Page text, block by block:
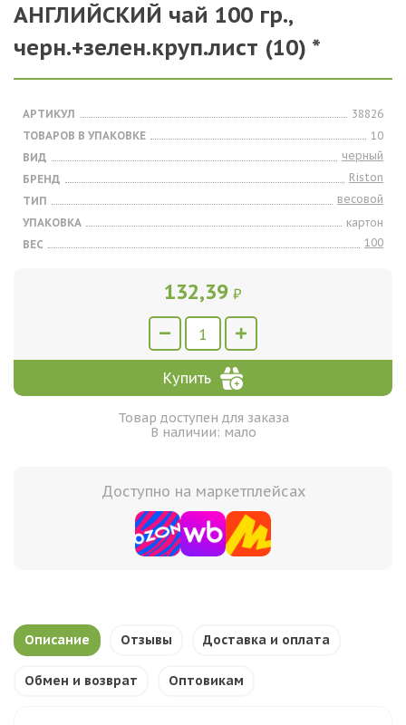
АНГЛИЙСКИЙ чай 100 гр.,
черн.+зелен.круп.лист (10) *
АРТИКУЛ
38826
ТОВАРОВ В УПАКОВКЕ
10
ВИД
черный
БРЕНД
Riston
ТИП
весовой
УПАКОВКА
картон
ВЕС
100
132,39 ₽
Купить
Товар доступен для заказа
В наличии: мало
Доступно на маркетплейсах
Описание Отзывы Доставка и оплата
Обмен и возврат Оптовикам